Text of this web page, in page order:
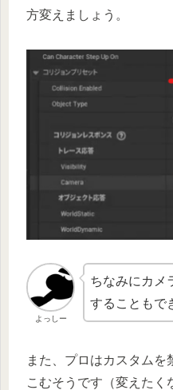
方変えましょう。
よっしー
ちなみにカメ
することもで
また、プロはカスタムを
こむそうです（変えたく